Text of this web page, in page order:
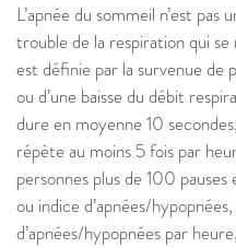
L’apnée du sommeil n’est
trouble de la respiration qui
est définie par la survenue de
ou d’une baisse du débit
dure en moyenne 10
répète au moins 5 fois par
personnes plus de 100
ou indice d’apnées/
d’apnées/hypopnées par